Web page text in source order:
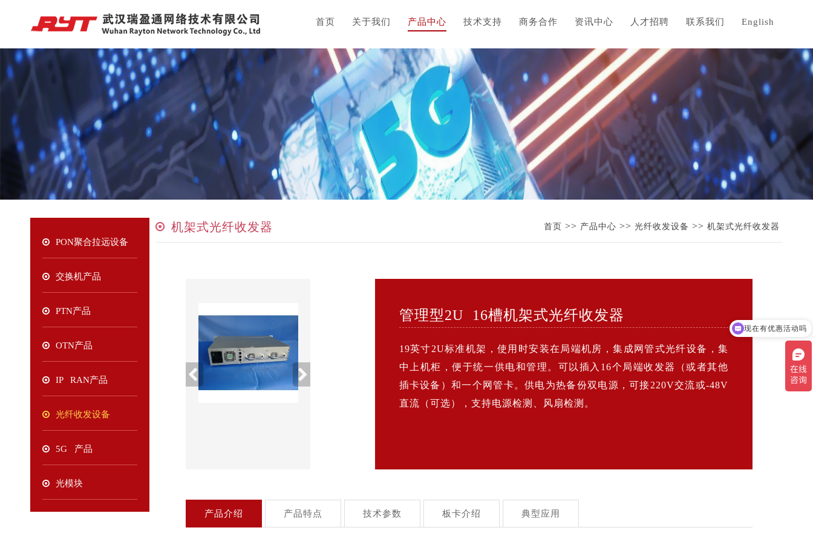
首页 关于我们 产品中心 技术支持 商务合作 资讯中心 人才招聘 联系我们 English
PON聚合拉远设备
交换机产品
PTN产品
OTN产品
IP RAN产品
光纤收发设备
5G 产品
光模块
机架式光纤收发器 首页 >> 产品中心 >> 光纤收发设备 >> 机架式光纤收发器
管理型2U 16槽机架式光纤收发器
19英寸2U标准机架，使用时安装在局端机房，集成网管式光纤设备，集
中上机柜，便于统一供电和管理。可以插入16个局端收发器（或者其他
插卡设备）和一个网管卡。供电为热备份双电源，可接220V交流或-48V
直流（可选），支持电源检测、风扇检测。
产品介绍 产品特点 技术参数 板卡介绍 典型应用
现在有优惠活动吗